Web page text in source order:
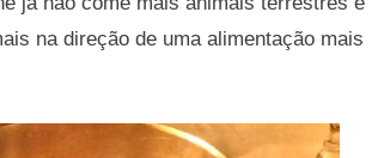
na direção de uma alimentação mais